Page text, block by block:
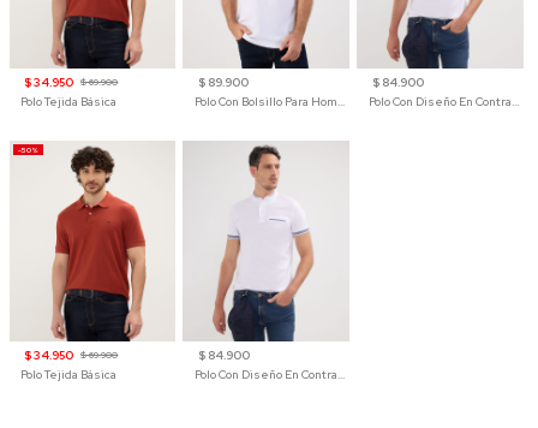
$ 34.950 $ 69.900
Polo Tejida Básica
$ 89.900
$ 84.900
-50%
$ 34.950 $ 69.900
Polo Tejida Básica
$ 84.900